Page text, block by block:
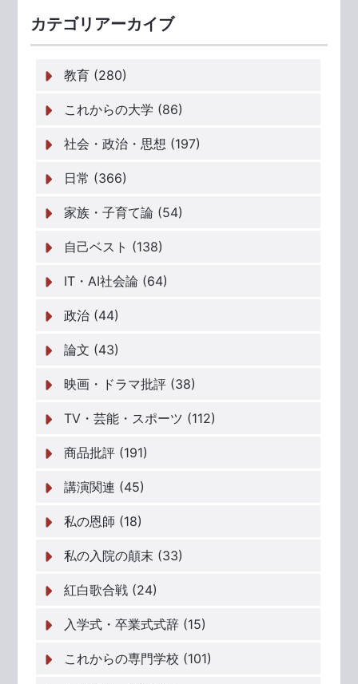
カテゴリアーカイブ
教育 (280)
これからの大学 (86)
社会・政治・思想 (197)
日常 (366)
家族・子育て論 (54)
自己ベスト (138)
IT・AI社会論 (64)
政治 (44)
論文 (43)
映画・ドラマ批評 (38)
TV・芸能・スポーツ (112)
商品批評 (191)
講演関連 (45)
私の恩師 (18)
私の入院の顛末 (33)
紅白歌合戦 (24)
入学式・卒業式式辞 (15)
これからの専門学校 (101)